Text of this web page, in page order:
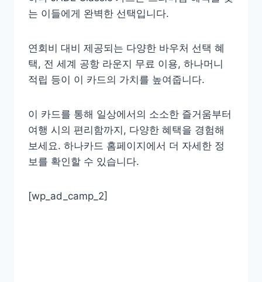
는 이들에게 완벽한 선택입니다.
연회비 대비 제공되는 다양한 바우처 선택 혜
택, 전 세계 공항 라운지 무료 이용, 하나머니
적립 등이 이 카드의 가치를 높여줍니다.
이 카드를 통해 일상에서의 소소한 즐거움부터
여행 시의 편리함까지, 다양한 혜택을 경험해
보세요. 하나카드 홈페이지에서 더 자세한 정
보를 확인할 수 있습니다.
[wp_ad_camp_2]